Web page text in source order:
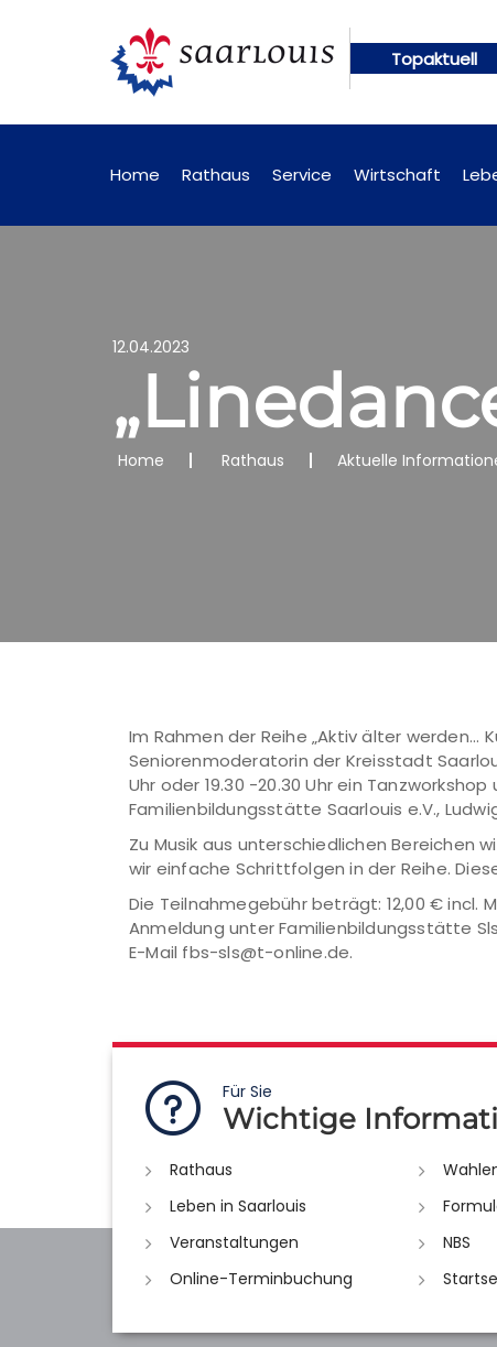
Topaktuell
künftig online abrufbar Öffentliche
Home Rathaus Service Wirtschaft
12.04.2023
Home Rathaus Aktuelle
Im Rahmen der Reihe „Aktiv älter
Seniorenmoderatorin der Kreisstadt
Uhr oder 19.30 -20.30 Uhr ein
Familienbildungsstätte Saarlouis e.V.,
Zu Musik aus unterschiedlichen Bereichen
wir einfache Schrittfolgen in der Reihe.
Die Teilnahmegebühr beträgt: 12,00 € incl.
Anmeldung unter Familienbildungsstätte
E-Mail fbs-sls@t-online.de.
Für Sie
Wichtige
Rathaus
Leben in Saarlouis
Veranstaltungen
NBS
Online-Terminbuchung